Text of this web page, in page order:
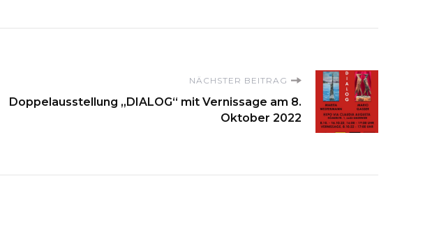
NÄCHSTER BEITRAG
Doppelausstellung „DIALOG“ mit Vernissage am 8.
Oktober 2022